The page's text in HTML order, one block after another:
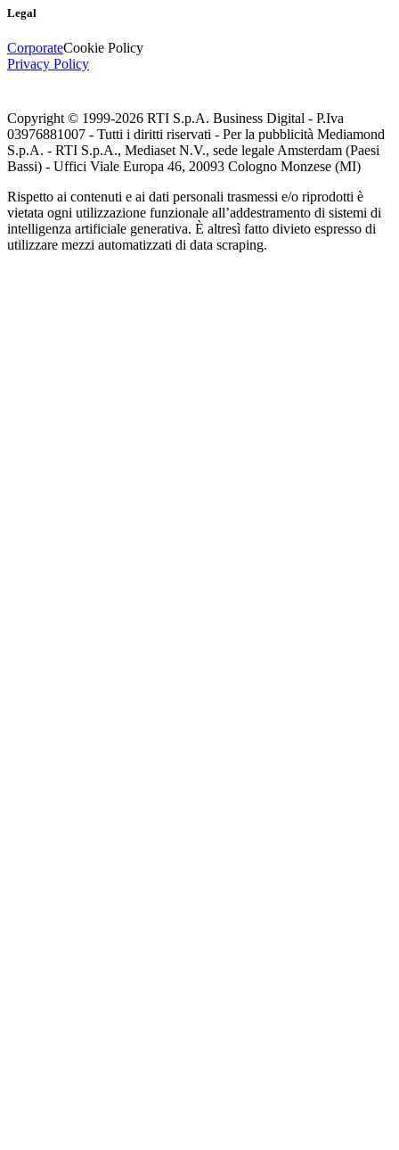
Legal
CorporateCookie Policy
Privacy Policy
Copyright © 1999-2026 RTI S.p.A. Business Digital - P.Iva
03976881007 - Tutti i diritti riservati - Per la pubblicità Mediamond
S.p.A. - RTI S.p.A., Mediaset N.V., sede legale Amsterdam (Paesi
Bassi) - Uffici Viale Europa 46, 20093 Cologno Monzese (MI)
Rispetto ai contenuti e ai dati personali trasmessi e/o riprodotti è
vietata ogni utilizzazione funzionale all’addestramento di sistemi di
intelligenza artificiale generativa. È altresì fatto divieto espresso di
utilizzare mezzi automatizzati di data scraping.